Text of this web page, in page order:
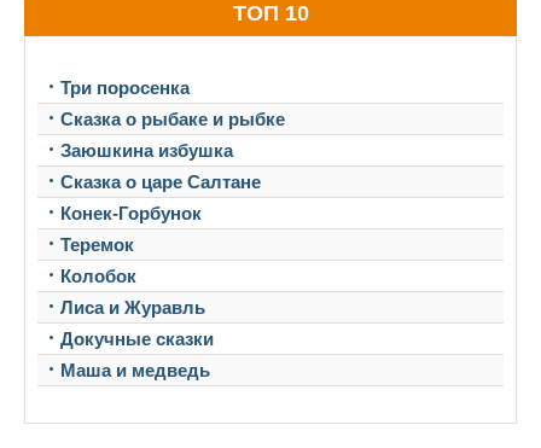
ТОП 10
Три поросенка
Сказка о рыбаке и рыбке
Заюшкина избушка
Сказка о царе Салтане
Конек-Горбунок
Теремок
Колобок
Лиса и Журавль
Докучные сказки
Маша и медведь